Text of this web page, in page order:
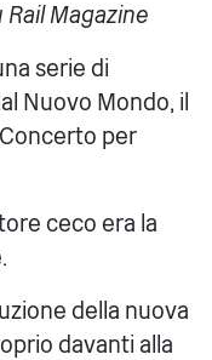
Magazine
serie di
Nuovo Mondo, il
per
ceco era la
della nuova
davanti alla